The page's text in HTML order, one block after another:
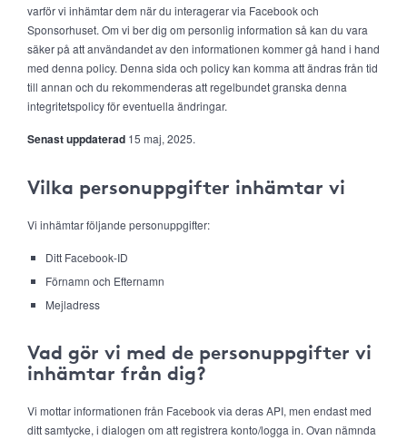
varför vi inhämtar dem när du interagerar via Facebook och
Sponsorhuset. Om vi ber dig om personlig information så kan du vara
säker på att användandet av den informationen kommer gå hand i hand
med denna policy. Denna sida och policy kan komma att ändras från tid
till annan och du rekommenderas att regelbundet granska denna
integritetspolicy för eventuella ändringar.
Senast uppdaterad 15 maj, 2025.
Vilka personuppgifter inhämtar vi
Vi inhämtar följande personuppgifter:
Ditt Facebook-ID
Förnamn och Efternamn
Mejladress
Vad gör vi med de personuppgifter vi
inhämtar från dig?
Vi mottar informationen från Facebook via deras API, men endast med
ditt samtycke, i dialogen om att registrera konto/logga in. Ovan nämnda